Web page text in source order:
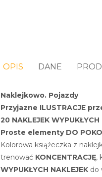
OPIS DANE
Naklejkowo. Pojazdy
Przyjazne ILUSTRACJE
20 NAKLEJEK
Proste elementy DO
Kolorowa książeczka z
trenować KONCENTRACJĘ,
WYPUKŁYCH NAKLEJEKdo